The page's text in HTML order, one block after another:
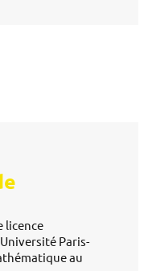
licence
Paris-
au